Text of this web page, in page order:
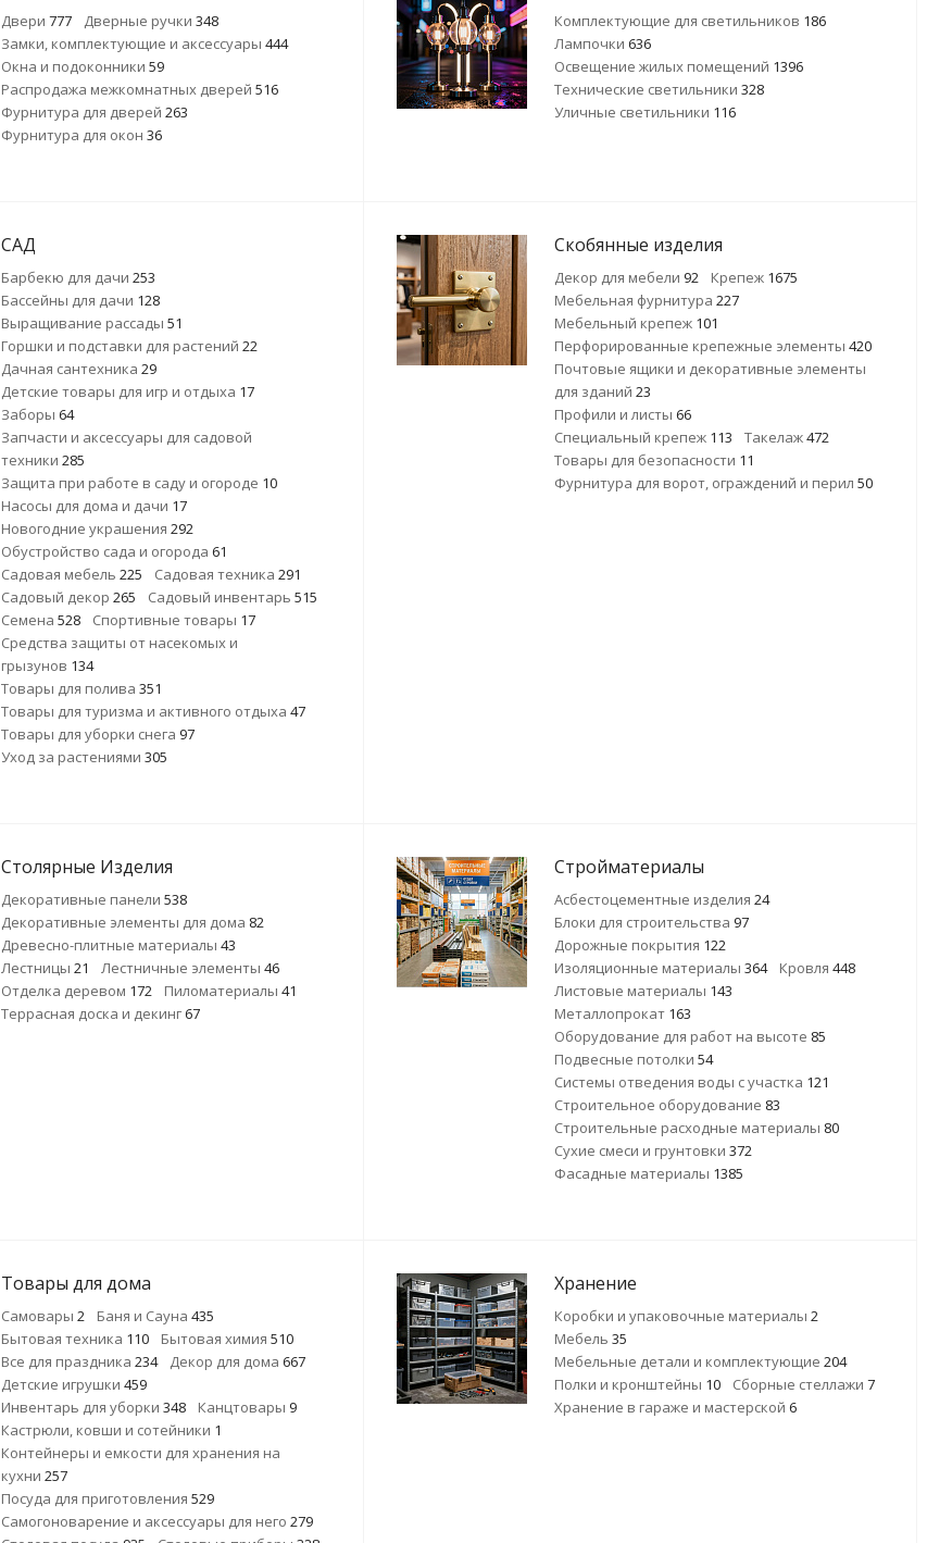
Двери 777 Дверные ручки 348
Замки, комплектующие и аксессуары 444
Окна и подоконники 59
Распродажа межкомнатных дверей 516
Фурнитура для дверей 263
Фурнитура для окон 36
Комплектующие для светильников 186
Лампочки 636
Освещение жилых помещений 1396
Технические светильники 328
Уличные светильники 116
САД
Барбекю для дачи 253
Бассейны для дачи 128
Выращивание рассады 51
Горшки и подставки для растений 22
Дачная сантехника 29
Детские товары для игр и отдыха 17
Заборы 64
Запчасти и аксессуары для садовой
техники 285
Защита при работе в саду и огороде 10
Насосы для дома и дачи 17
Новогодние украшения 292
Обустройство сада и огорода 61
Садовая мебель 225 Садовая техника 291
Садовый декор 265 Садовый инвентарь 515
Семена 528 Спортивные товары 17
Средства защиты от насекомых и
грызунов 134
Товары для полива 351
Товары для туризма и активного отдыха 47
Товары для уборки снега 97
Уход за растениями 305
Скобянные изделия
Декор для мебели 92 Крепеж 1675
Мебельная фурнитура 227
Мебельный крепеж 101
Перфорированные крепежные элементы 420
Почтовые ящики и декоративные элементы
для зданий 23
Профили и листы 66
Специальный крепеж 113 Такелаж472
Товары для безопасности 11
Фурнитура для ворот, ограждений и перил 50
Столярные Изделия
Декоративные панели 538
Декоративные элементы для дома 82
Древесно-плитные материалы 43
Лестницы 21 Лестничные элементы 46
Отделка деревом 172 Пиломатериалы 41
Террасная доска и декинг 67
Стройматериалы
Асбестоцементные изделия 24
Блоки для строительства 97
Дорожные покрытия 122
Изоляционные материалы 364 Кровля 448
Листовые материалы 143
Металлопрокат 163
Оборудование для работ на высоте 85
Подвесные потолки 54
Системы отведения воды с участка 121
Строительное оборудование 83
Строительные расходные материалы 80
Сухие смеси и грунтовки 372
Фасадные материалы 1385
Товары для дома
Самовары 2 Баня и Сауна 435
Бытовая техника 110 Бытовая химия 510
Все для праздника 234 Декор для дома 667
Детские игрушки 459
Инвентарь для уборки 348 Канцтовары 9
Кастрюли, ковши и сотейники 1
Контейнеры и емкости для хранения на
кухни 257
Посуда для приготовления 529
Самогоноварение и аксессуары для него 279
Хранение
Коробки и упаковочные материалы 2
Мебель 35
Мебельные детали и комплектующие 204
Полки и кронштейны 10 Сборные стеллажи 7
Хранение в гараже и мастерской 6